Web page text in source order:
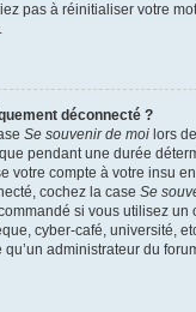
pas à réinitialiser votre
déconnecté ?
Se souvenir de moi lors
pendant une durée
votre compte à votre insu
cochez la case Se
si vous utilisez
cyber-café, université,
administrateur du